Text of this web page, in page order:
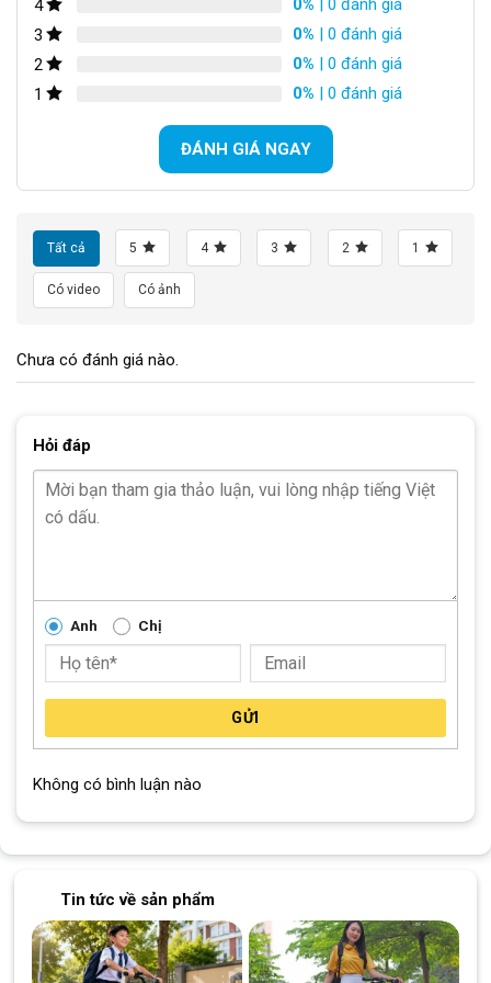
Phuộc Giảm Sóc Lò Xo – Sự Linh Hoạt và Thoải Mái
Phuộc giảm sóc lò xo được làm từ hợp kim thép, mang lại sự
linh hoạt và thoải mái trên mọi địa hình. Điều này giúp chiếc xe
Pô tăng hợp kim nhôm
Hệ Thống Phanh Đĩa Cơ – An Toàn Đặc Biệt
Hệ thống phanh đĩa cơ không chỉ đảm bảo an toàn mà còn tạo
4
0% | 0 đánh giá
3
0% | 0 đánh giá
2
0% | 0 đánh giá
1
0% | 0 đánh giá
ĐÁNH GIÁ NGAY
Tất cả 5 4 3 2 1
Có video Có ảnh
Chưa có đánh giá nào.
Hỏi đáp
Anh Chị
GỬI
Không có bình luận nào
Tin tức về sản phẩm